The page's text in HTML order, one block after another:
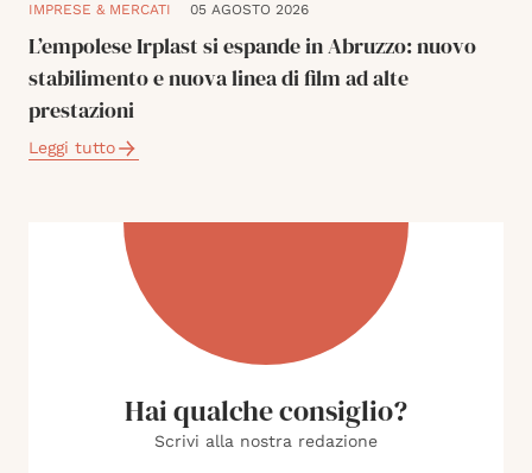
IMPRESE & MERCATI 05 AGOSTO 2026
L’empolese Irplast si espande in Abruzzo: nuovo
stabilimento e nuova linea di film ad alte
prestazioni
Leggi tutto
Hai qualche consiglio?
Scrivi alla nostra redazione